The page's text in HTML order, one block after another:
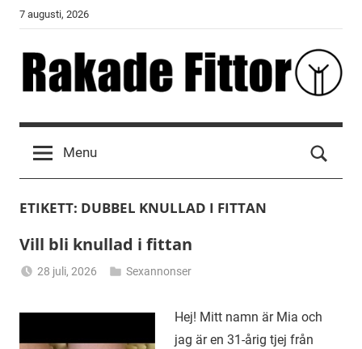
Skip
content
7 augusti, 2026
Rakade
Fittor
Menu
ETIKETT: DUBBEL KNULLAD I FITTAN
Vill bli knullad i fittan
28 juli, 2026
Sexannonser
Hej! Mitt namn är Mia och
jag är en 31-årig tjej från